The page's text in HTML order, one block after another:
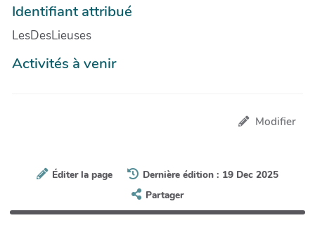
Identifiant attribué
LesDesLieuses
Activités à venir
Modifier
Éditer la page
Dernière édition : 19 Dec 2025
Partager